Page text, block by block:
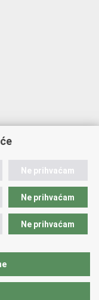
Hrvatsku
Ne prihvaćam
Ne prihvaćam
Ne prihvaćam